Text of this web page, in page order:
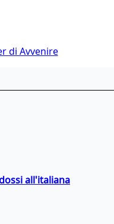
di Avvenire
all'italiana